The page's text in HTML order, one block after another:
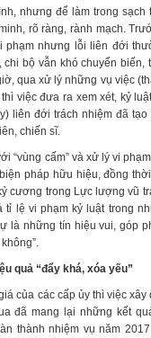
nhưng để làm trong sạch
rõ ràng, rành mạch.
phạm nhưng lỗi liên đới
chi bộ vẫn khó chuyển biến,
qua xử lý những vụ việc
việc đưa ra xem xét, kỷ
liên đới trách nhiệm đã
chiến sĩ.
“vùng cấm” và xử lý vi
pháp hữu hiệu, đồng
cương trong Lực lượng vũ
tỉ lệ vi phạm kỷ luật trong
là những tín hiệu vui, góp
quả “đẩy khá, xóa yếu”
của các cấp ủy thì việc xây
đã mang lại những kết
thành nhiệm vụ năm